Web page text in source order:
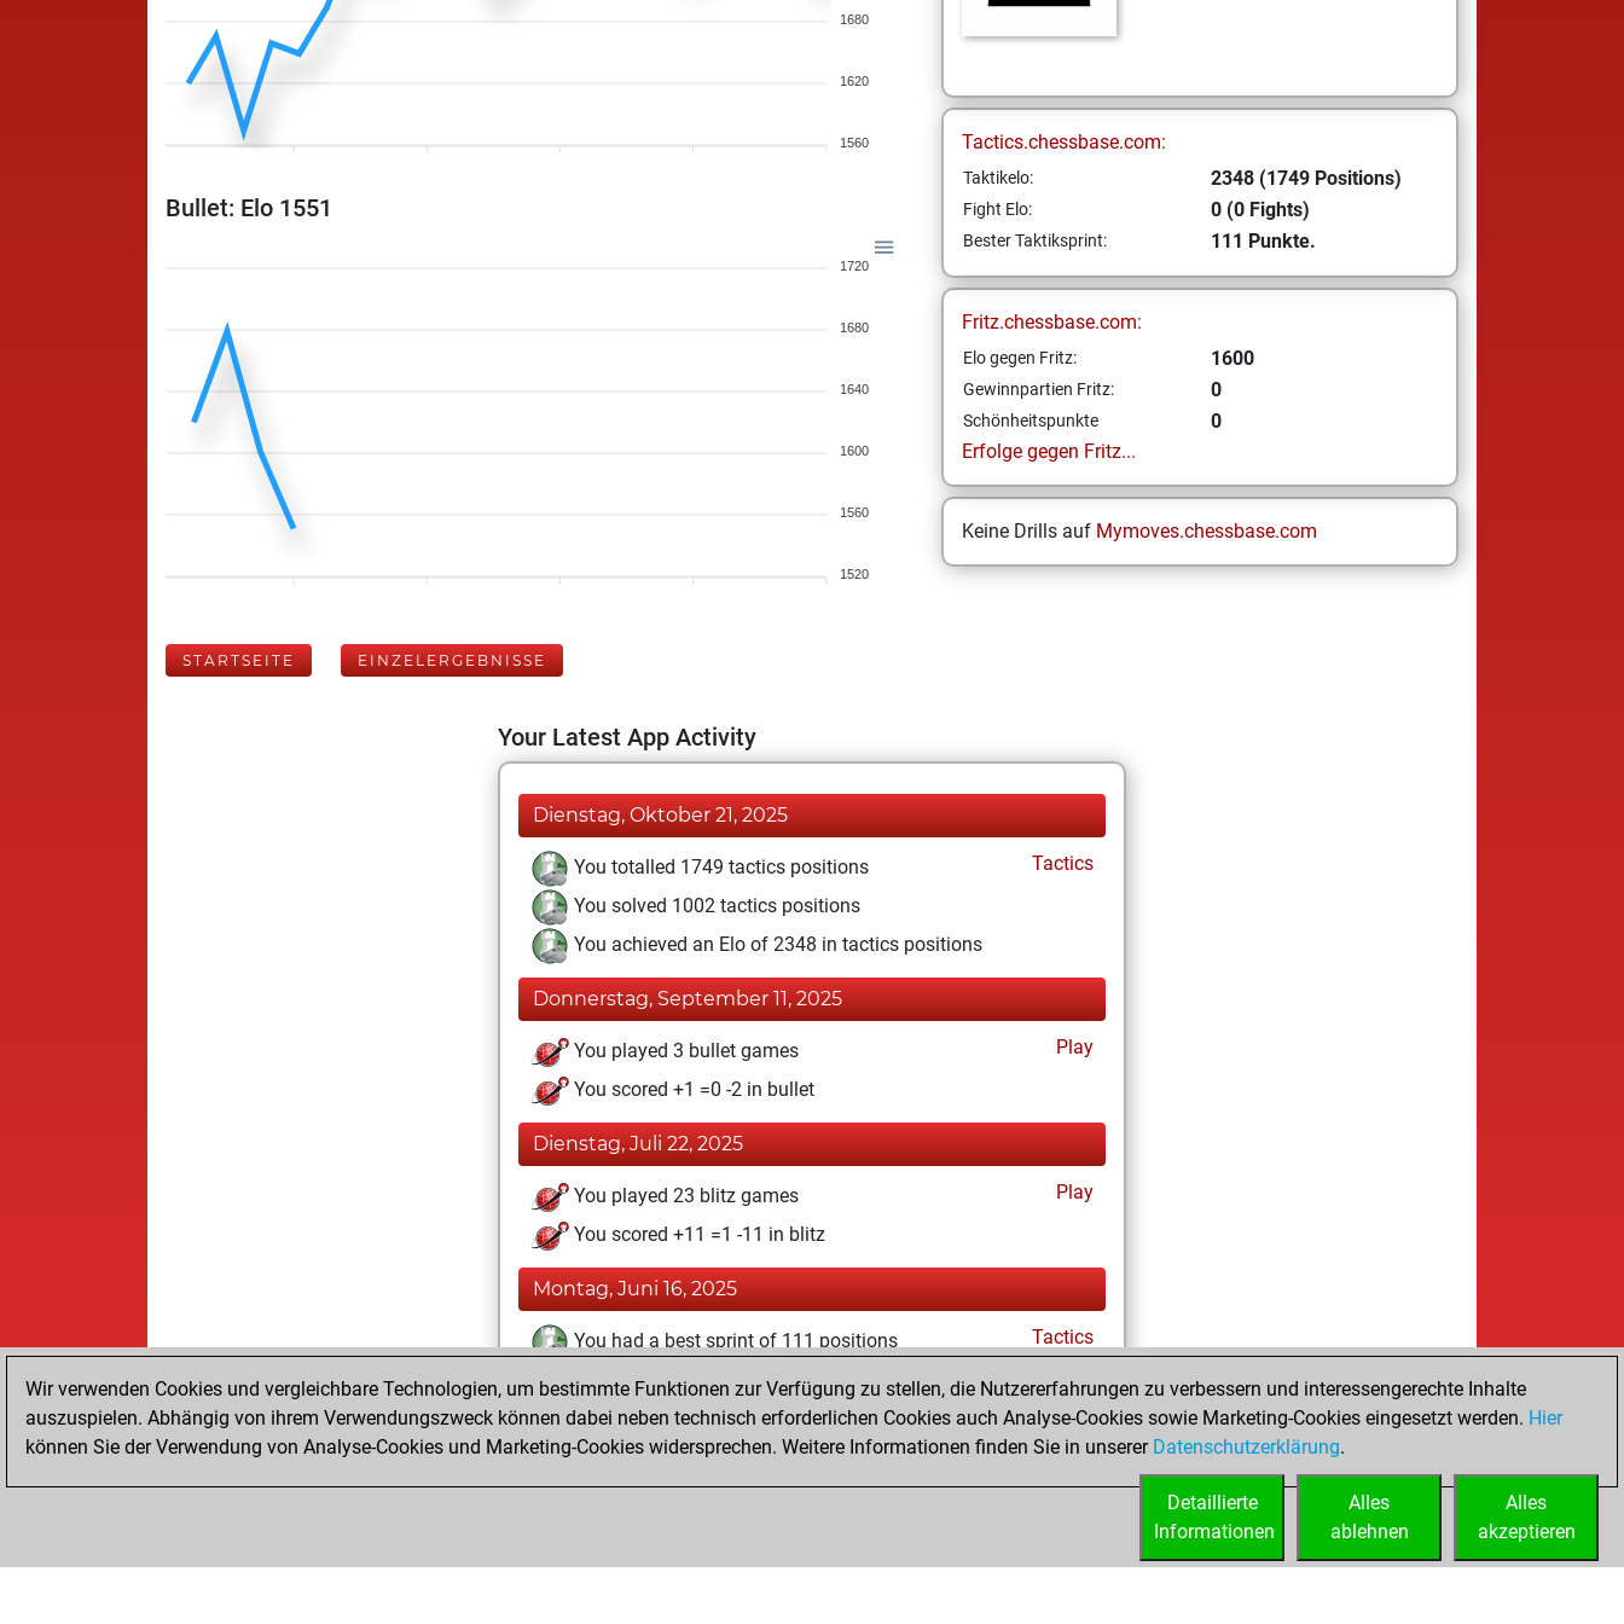
1680
1620
1560
Bullet: Elo 1551
1720
1680
1640
1600
1560
1520
Tactics.chessbase.com:
Taktikelo: 2348 (1749 Positions)
Fight Elo: 0 (0 Fights)
Bester Taktiksprint: 111 Punkte.
Fritz.chessbase.com:
Elo gegen Fritz: 1600
Gewinnpartien Fritz: 0
Schönheitspunkte
0
Erfolge gegen Fritz...
Keine Drills auf Mymoves.chessbase.com
STARTSEITE EINZELERGEBNISSE
Your Latest App Activity
Dienstag, Oktober 21, 2025
You totalled 1749 tactics positions
Tactics
You solved 1002 tactics positions
You achieved an Elo of 2348 in tactics positions
Donnerstag, September 11, 2025
You played 3 bullet games
Play
You scored +1 =0 -2 in bullet
Dienstag, Juli 22, 2025
You played 23 blitz games
Play
You scored +11 =1 -11 in blitz
Montag, Juni 16, 2025
You had a best sprint of 111 positions Tactics
Sonntag, Juni 15, 2025
You created your Fritz account Fritz
Wir verwenden Cookies und vergleichbare Technologien, um bestimmte Funktionen zur Verfügung zu stellen, die Nutzererfahrungen zu verbessern und interessengerechte Inhalte
auszuspielen. Abhängig von ihrem Verwendungszweck können dabei neben technisch erforderlichen Cookies auch Analyse-Cookies sowie Marketing-Cookies eingesetzt werden. Hier
können Sie der Verwendung von Analyse-Cookies und Marketing-Cookies widersprechen. Weitere Informationen finden Sie in unserer Datenschutzerklärung.
Alles
akzeptieren
Alles
ablehnen
Detaillierte
Informationen